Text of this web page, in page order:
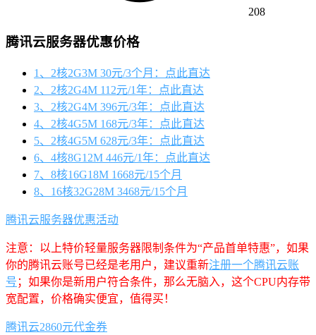
208
腾讯云服务器优惠价格
1、2核2G3M 30元/3个月：点此直达
2、2核2G4M 112元/1年：点此直达
3、2核2G4M 396元/3年：点此直达
4、2核4G5M 168元/3年：点此直达
5、2核4G5M 628元/3年：点此直达
6、4核8G12M 446元/1年：点此直达
7、8核16G18M 1668元/15个月
8、16核32G28M 3468元/15个月
腾讯云服务器优惠活动
注意：以上特价轻量服务器限制条件为“产品首单特惠”，如果
你的腾讯云账号已经是老用户，建议重新注册一个腾讯云账
号 ；如果你是新用户符合条件，那么无脑入，这个CPU内存带
宽配置，价格确实便宜，值得买！
腾讯云2860元代金券